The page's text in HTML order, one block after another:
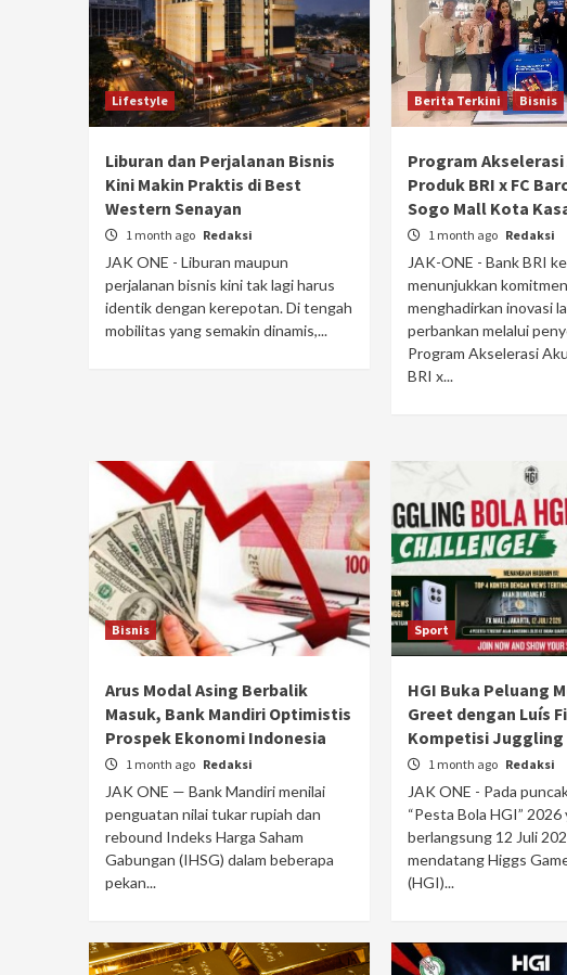
Lifestyle
Liburan dan Perjalanan Bisnis
Kini Makin Praktis di Best
Western Senayan
1 month ago Redaksi
JAK ONE - Liburan maupun
perjalanan bisnis kini tak lagi harus
identik dengan kerepotan. Di tengah
mobilitas yang semakin dinamis,...
Berita Terkini Bisnis
Program Akselerasi
Produk BRI x FC
Sogo Mall Kota
1 month ago Redaksi
JAK-ONE - Bank BRI
menunjukkan
menghadirkan inovasi
perbankan melalui
Program Akselerasi
BRI x...
Bisnis
Arus Modal Asing Berbalik
Masuk, Bank Mandiri Optimistis
Prospek Ekonomi Indonesia
1 month ago Redaksi
JAK ONE — Bank Mandiri menilai
penguatan nilai tukar rupiah dan
rebound Indeks Harga Saham
Gabungan (IHSG) dalam beberapa
pekan...
Sport
HGI Buka Peluang
Greet dengan Luís
Kompetisi Juggling
1 month ago Redaksi
JAK ONE - Pada
“Pesta Bola HGI” 2026
berlangsung 12 Juli
mendatang Higgs
(HGI)...